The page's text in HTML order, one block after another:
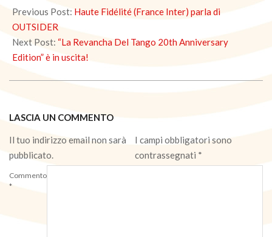
10-
01
Previous Post: Haute Fidélité (France Inter) parla di
OUTSIDER
Next Post: “La Revancha Del Tango 20th Anniversary
Edition” è in uscita!
LASCIA UN COMMENTO
Il tuo indirizzo email non sarà
pubblicato.
I campi obbligatori sono
contrassegnati *
Commento
*